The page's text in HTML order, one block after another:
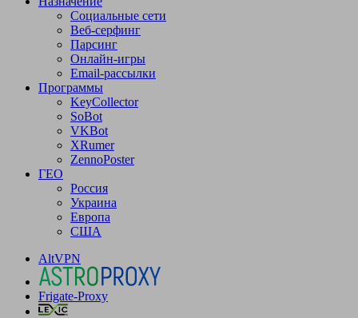
Социальные сети
Веб-серфинг
Парсинг
Онлайн-игры
Email-рассылки
Программы
KeyCollector
SoBot
VKBot
XRumer
ZennoPoster
ГЕО
Россия
Украина
Европа
США
AltVPN
Frigate-Proxy